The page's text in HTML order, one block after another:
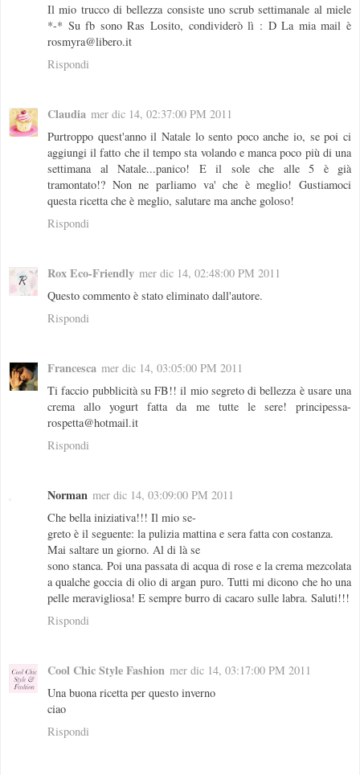
Il mio trucco di bellezza consiste uno scrub settimanale al miele
*-* Su fb sono Ras Losito, condividerò lì : D La mia mail è
rosmyra@libero.it
Rispondi
Claudia mer dic 14, 02:37:00 PM 2011
Purtroppo quest'anno il Natale lo sento poco anche io, se poi ci
aggiungi il fatto che il tempo sta volando e manca poco più di una
settimana al Natale...panico! E il sole che alle 5 è già
tramontato!? Non ne parliamo va' che è meglio! Gustiamoci
questa ricetta che è meglio, salutare ma anche goloso!
Rispondi
Rox Eco-Friendly mer dic 14, 02:48:00 PM 2011
Questo commento è stato eliminato dall'autore.
Rispondi
Francesca mer dic 14, 03:05:00 PM 2011
Ti faccio pubblicità su FB!! il mio segreto di bellezza è usare una
crema allo yogurt fatta da me tutte le sere! principessa-
rospetta@hotmail.it
Rispondi
Norman mer dic 14, 03:09:00 PM 2011
Che bella iniziativa!!! Il mio se-
greto è il seguente: la pulizia mattina e sera fatta con costanza.
Mai saltare un giorno. Al di là se
sono stanca. Poi una passata di acqua di rose e la crema mezcolata
a qualche goccia di olio di argan puro. Tutti mi dicono che ho una
pelle meravigliosa! E sempre burro di cacaro sulle labra. Saluti!!!
Rispondi
Cool Chic Style Fashion mer dic 14, 03:17:00 PM 2011
Una buona ricetta per questo inverno
ciao
Rispondi